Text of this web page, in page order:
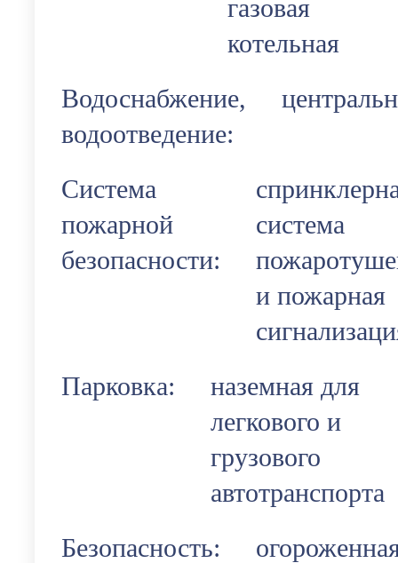
газовая
котельная
Водоснабжение,
водоотведение:
Система
пожарной
безопасности:
система
и пожарная
Парковка:
наземная для
легкового и
грузового
автотранспорта
Безопасность: